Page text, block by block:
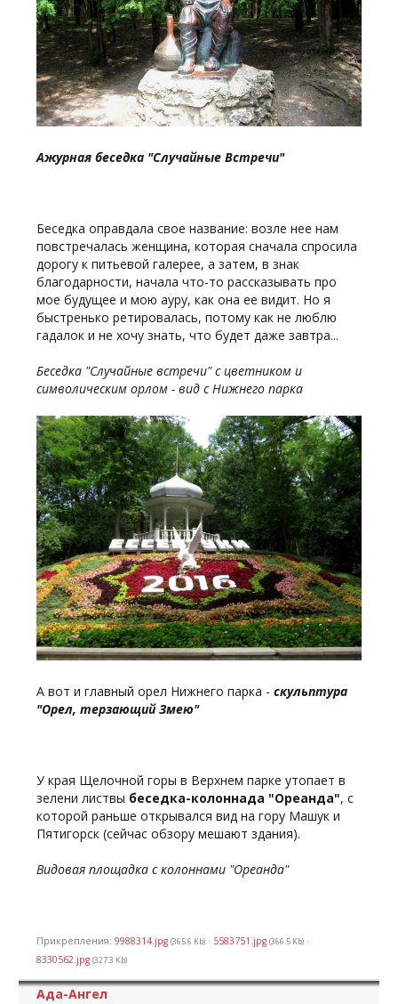
Ажурная беседка "Случайные Встречи"
Беседка оправдала свое название: возле нее нам
повстречалась женщина, которая сначала спросила
дорогу к питьевой галерее, а затем, в знак
благодарности, начала что-то рассказывать про
мое будущее и мою ауру, как она ее видит. Но я
быстренько ретировалась, потому как не люблю
гадалок и не хочу знать, что будет даже завтра...
Беседка "Случайные встречи" с цветником и
символическим орлом - вид с Нижнего парка
А вот и главный орел Нижнего парка - скульптура
"Орел, терзающий Змею"
У края Щелочной горы в Верхнем парке утопает в
зелени листвы беседка-колоннада "Ореанда", с
которой раньше открывался вид на гору Машук и
Пятигорск (сейчас обзору мешают здания).
Видовая площадка с колоннами "Ореанда"
Прикрепления: 9988314.jpg (365.6 Kb) · 5583751.jpg (366.5 Kb) ·
8330562.jpg (327.3 Kb)
Ада-Ангел